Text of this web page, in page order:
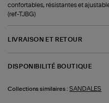
confortables, résistantes et
(ref-TJBG)
LIVRAISON ET RETOUR
DISPONIBILITÉ BOUTIQUE
Collections similaires : SANDALES